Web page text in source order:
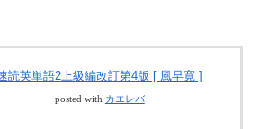
読英単語2上級編改訂第4版 [ 風早寛 ]
posted with カエレバ